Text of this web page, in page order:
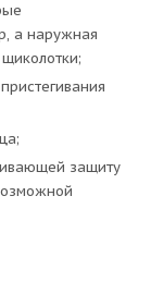
а наружная
защиту